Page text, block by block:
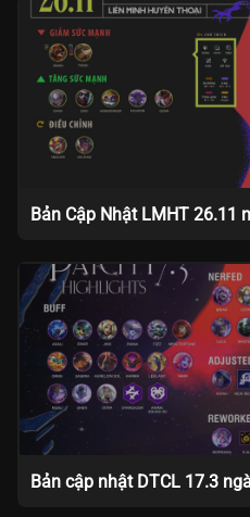
Bản Cập Nhật LMHT 26.11
Bản cập nhật DTCL 17.3